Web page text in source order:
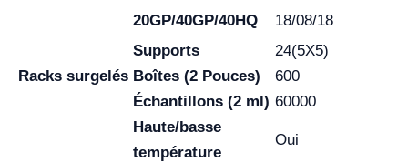
20GP/40GP/40HQ
18/08/18
Racks surgelés
Supports
24(5X5)
Boîtes (2 Pouces)
600
Échantillons (2 ml) 60000
Haute/basse
température
Oui